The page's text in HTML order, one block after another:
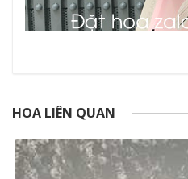
HOA LIÊN QUAN